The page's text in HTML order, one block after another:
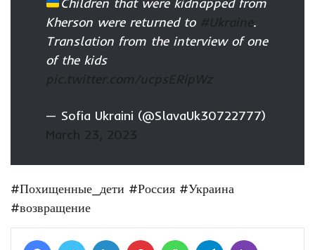
Kherson were returned to #Ukraine.
Translation from the interview of one
of the kids
pic.twitter.com/ucpsERipWz
— Sofia Ukraini (@SlavaUk30722777)
March 23, 2023
#Похищенные_дети #Россия #Украина
#возвращение
FacebookTwitter LinkedIn Pinterest WhatsAppTelegram